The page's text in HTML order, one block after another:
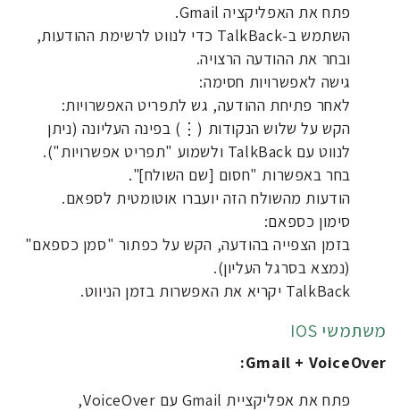
פתח את האפליקציה Gmail.
השתמש ב-TalkBack כדי לנווט לרשימת ההודעות,
ובחר את ההודעה הרצויה.
גישה לאפשרויות חסימה:
לאחר פתיחת ההודעה, גש לתפריט האפשרויות:
הקש על שלוש הנקודות (⋮) בפינה העליונה (ניתן
לנווט עם TalkBack ולשמוע "תפריט אפשרויות").
בחר באפשרות "חסום [שם השולח]".
הודעות מהשולח הזה יועברו אוטומטית לספאם.
סימון כספאם:
בזמן הצפייה בהודעה, הקש על כפתור "סמן כספאם"
(נמצא בסרגל העליון).
TalkBack יקריא את האפשרות בזמן הניווט.
משתמשי IOS
Gmail + VoiceOver
:
פתח את אפליקציית Gmail עם VoiceOver,